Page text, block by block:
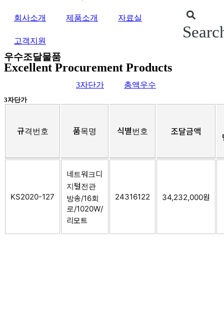
회사소개 제품소개 자료실
고객지원
우수조달물품
Excellent Procurement Products
3자단가 총액우수
3자단가
규격번호 품목명 식별번호 조달금액
KS2020-127
네트워크디
지털전관
방송/16회
로/1020W/
리모트
24316122 34,232,000원